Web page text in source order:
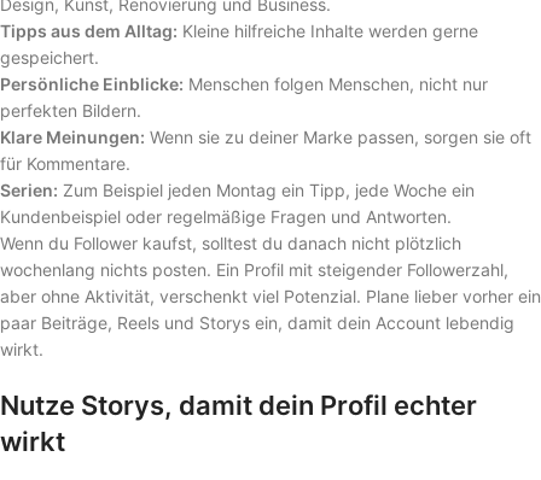
Design, Kunst, Renovierung und Business.
Tipps aus dem Alltag: Kleine hilfreiche Inhalte werden gerne
gespeichert.
Persönliche Einblicke: Menschen folgen Menschen, nicht nur
perfekten Bildern.
Klare Meinungen: Wenn sie zu deiner Marke passen, sorgen sie oft
für Kommentare.
Serien: Zum Beispiel jeden Montag ein Tipp, jede Woche ein
Kundenbeispiel oder regelmäßige Fragen und Antworten.
Wenn du Follower kaufst, solltest du danach nicht plötzlich
wochenlang nichts posten. Ein Profil mit steigender Followerzahl,
aber ohne Aktivität, verschenkt viel Potenzial. Plane lieber vorher ein
paar Beiträge, Reels und Storys ein, damit dein Account lebendig
wirkt.
Nutze Storys, damit dein Profil echter
wirkt